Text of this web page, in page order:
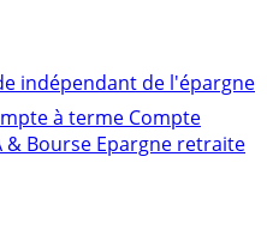
indépendant de l'épargne
à terme Compte
& Bourse Epargne retraite